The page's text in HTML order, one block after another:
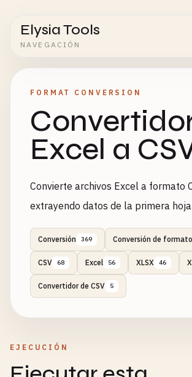
Elysia Tools
NAVEGACIÓN
FORMAT CONVERSION
Excel a
Convierte archivos Excel a formato
extrayendo datos de la primera
Conversión 369 Conversión de
CSV 68 Excel 56 XLSX 46
Convertidor de CSV 5
EJECUCIÓN